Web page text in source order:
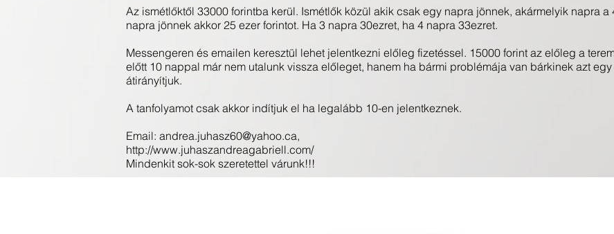
Az ismétlőktől 33000 forintba kerül. Ismétlők közül akik csak egy napra jönnek, akármelyik napra
napra jönnek akkor 25 ezer forintot. Ha 3 napra 30ezret, ha 4 napra 33ezret.
Messengeren és emailen keresztül lehet jelentkezni előleg fizetéssel. 15000 forint az előleg a
előtt 10 nappal már nem utalunk vissza előleget, hanem ha bármi problémája van bárkinek azt
átirányítjuk.
A tanfolyamot csak akkor indítjuk el ha legalább 10-en jelentkeznek.
Email: andrea.juhasz60@yahoo.ca,
http://www.juhaszandreagabriell.com/
Mindenkit sok-sok szeretettel várunk!!!